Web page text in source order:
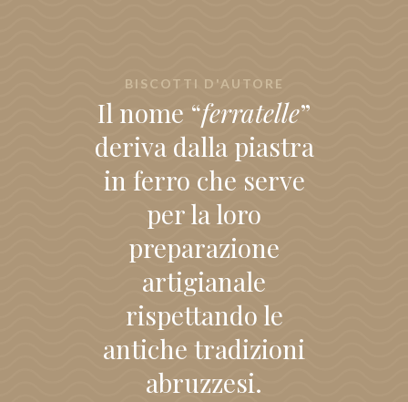
BISCOTTI D'AUTORE
Il nome “ferratelle”
deriva dalla piastra
in ferro che serve
per la loro
preparazione
artigianale
rispettando le
antiche tradizioni
abruzzesi.